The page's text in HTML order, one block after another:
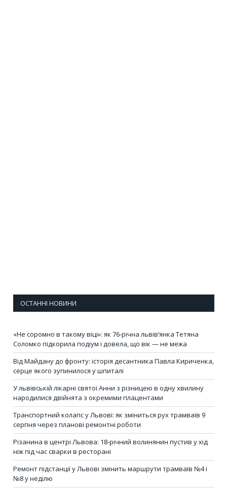
ОСТАННІ НОВИНИ
«Не соромно в такому віці»: як 76-річна львів’янка Тетяна
Соломко підкорила подіум і довела, що вік — не межа
Від Майдану до фронту: історія десантника Павла Кириченка,
серце якого зупинилося у шпиталі
У львівській лікарні святої Анни з різницею в одну хвилину
народилися двійнята з окремими плацентами
Транспортний колапс у Львові: як зміниться рух трамваїв 9
серпня через планові ремонтні роботи
Різанина в центрі Львова: 18-річний волинянин пустив у хід
ніж під час сварки в ресторані
Ремонт підстанції у Львові змінить маршрути трамваїв №4 і
№8 у неділю